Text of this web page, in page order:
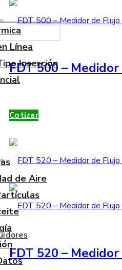
FDT 500 –
Cotizar
FDT 520 –
Línea
Inserción
de Aire